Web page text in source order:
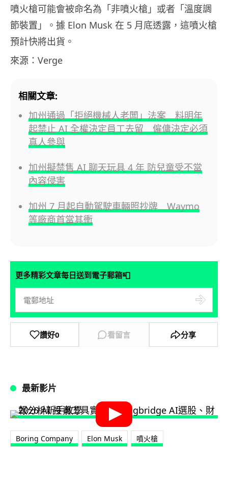
噴火槍可能會被命名為「非噴火槍」或者「溫度調
節裝置」。據 Elon Musk 在 5 月底透露，這噴火槍
預計快將出貨。
來源：Verge
相關文章:
加州通過「拒絕機械人老闆」法案 料明年
起禁止 AI 全權決定員工去留 僱傭決定必須
真人參與
加州擬禁售 AI 聊天玩具 4 年 防兒童受不當
內容侵害
加州 7 月起自動駕駛車輛照抄牌 Waymo
等廠商首當其衝
更多精彩文章每日送到電子郵箱📮
讚好0 看留言 分享
最新影片
Boring Company Elon Musk 噴火槍